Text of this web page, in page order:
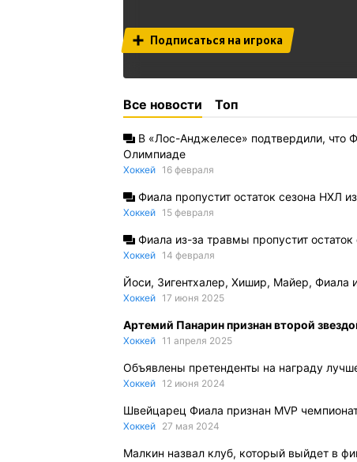
Подписаться на игрока
Все новости Топ
В «Лос-Анджелесе» подтвердили, что
Олимпиаде
Хоккей 16 февраля
Фиала пропустит остаток сезона НХЛ
Хоккей 15 февраля
Фиала из-за травмы пропустит
Хоккей 14 февраля
Йоси, Зигентхалер, Хишир, Майер,
Хоккей 17 июня 2025
Артемий Панарин признан второй
Хоккей 11 апреля 2025
Объявлены претенденты на награду
Хоккей 12 июня 2024
Швейцарец Фиала признан MVP
Хоккей 27 мая 2024
Малкин назвал клуб, который выйдет в